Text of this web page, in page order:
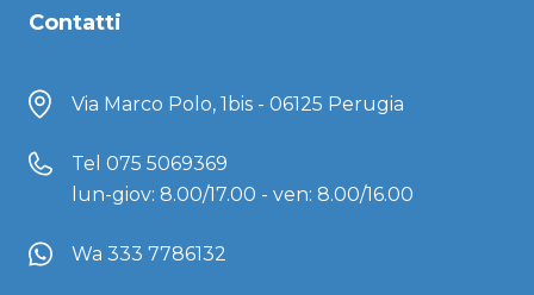
Contatti
Via Marco Polo, 1bis - 06125 Perugia
Tel 075 5069369
lun-giov: 8.00/17.00 - ven: 8.00/16.00
Wa 333 7786132